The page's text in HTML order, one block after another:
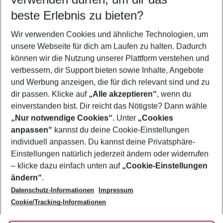
5-8 Nächte
2 Erwachsene Keine Kinder
Mehr Filter anzeigen
Footer
Footer navigation
Über uns
AGB
Bestpreisgarantie
Cookie-Einstellungen ändern
Cookie-Richtlinie
Agenturbetreuung
Barrierefreies Reisen
Folge uns
beste Erlebnis zu bieten?
Wir verwenden Cookies und ähnliche Technologien, um
unsere Webseite für dich am Laufen zu halten. Dadurch
können wir die Nutzung unserer Plattform verstehen und
verbessern, dir Support bieten sowie Inhalte, Angebote
und Werbung anzeigen, die für dich relevant sind und zu
dir passen. Klicke auf „Alle akzeptieren“, wenn du
einverstanden bist. Dir reicht das Nötigste? Dann wähle
„Nur notwendige Cookies“. Unter „Cookies
anpassen“ kannst du deine Cookie-Einstellungen
individuell anpassen. Du kannst deine Privatsphäre-
Einstellungen natürlich jederzeit ändern oder widerrufen
– klicke dazu einfach unten auf „Cookie-Einstellungen
ändern“.
Datenschutz-Informationen
Impressum
Cookie/Tracking-Informationen